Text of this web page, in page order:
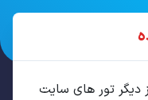
دیگر تور های سایت